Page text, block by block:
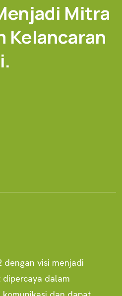
Mitra
Kelancaran
dengan visi menjadi
dalam